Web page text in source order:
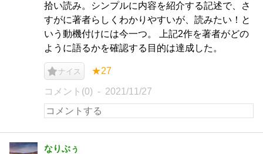
拾い読み。シンプルに内容を紹介する記述で、さ
すがに著者らしくわかりやすいが、読みたい！と
いう動機付けには今一つ。 上記2作を著者がどの
ように語るかを確認する目的は達成した。
ナイス ★27
コメント(0) 2021/11/27
なりぶぅ